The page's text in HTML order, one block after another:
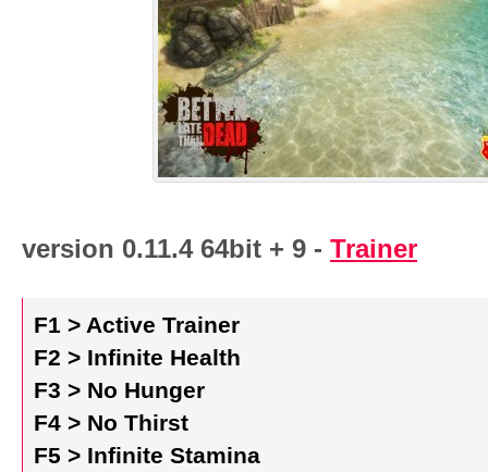
version 0.11.4 64bit + 9 - Trainer
F1 > Active Trainer
F2 > Infinite Health
F3 > No Hunger
F4 > No Thirst
F5 > Infinite Stamina